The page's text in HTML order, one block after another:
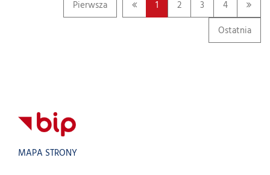
Pierwsza
1 2 3
4
Ostatnia
MAPA STRONY